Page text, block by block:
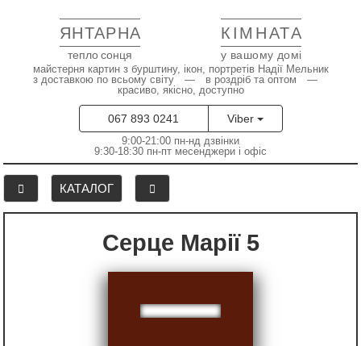
ЯНТАРНА КІМНАТА
тепло сонця у вашому домі
майстерня картин з бурштину, ікон, портретів Надії Мельник
з доставкою по всьому світу — в роздріб та оптом —
красиво, якісно, доступно
067 893 0241 Viber
9:00-21:00 пн-нд дзвінки
9:30-18:30 пн-пт месенджери і офіс
КАТАЛОГ
Серце Марії 5